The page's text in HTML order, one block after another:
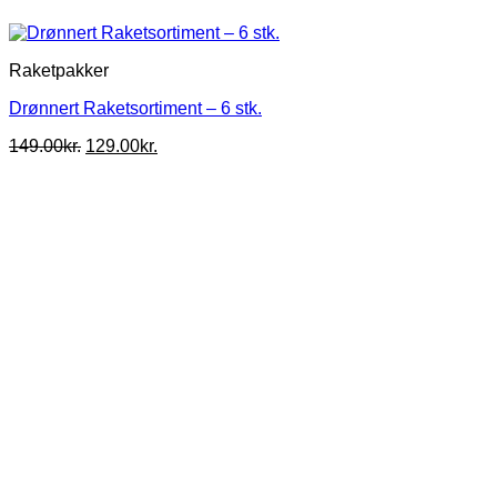
Raketpakker
Drønnert Raketsortiment – 6 stk.
149.00kr. Den
129.00kr.